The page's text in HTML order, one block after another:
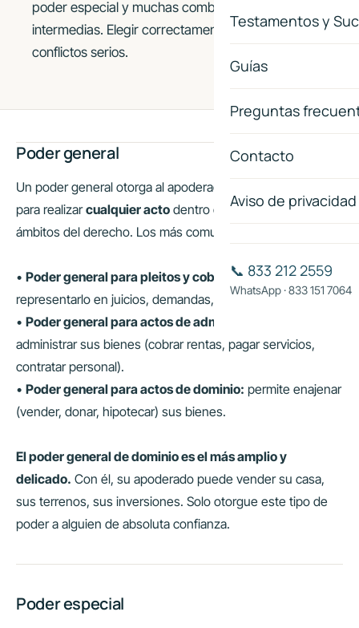
Testamentos y
Guías
Preguntas
Contacto
Aviso de privacidad
📞 833 212 2559
WhatsApp · 833 151 7064
poder especial y muchas combinaciones
intermedias. Elegir correctamente puede ahorrarle
conflictos serios.
Poder general
Un poder general otorga al apoderado facultades amplias
para realizarcualquier acto dentro de uno o varios
ámbitos del derecho. Los más comunes son:
• Poder general para pleitos y cobranzas:permite
representarlo en juicios, demandas, cobros, etc.
• Poder general para actos de administración:
administrar sus bienes (cobrar rentas, pagar servicios,
contratar personal).
• Poder general para actos de dominio: permite enajenar
(vender, donar, hipotecar) sus bienes.
El poder general de dominio es el más amplio y
delicado. Con él, su apoderado puede vender su casa,
sus terrenos, sus inversiones. Solo otorgue este tipo de
poder a alguien de absoluta confianza.
Poder especial